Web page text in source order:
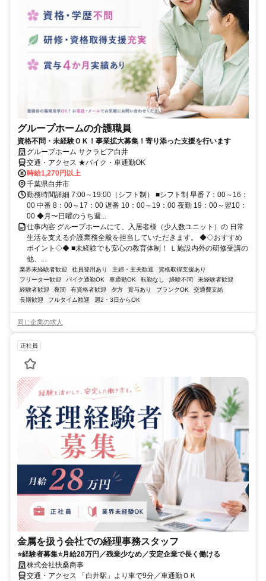
グループホームの介護職員
資格不問・未経験ＯＫ！事業拡大募集！寄り添った支援を行います
グループホーム サクラビア白井
交通・アクセス ★バイク・車通勤OK
時給1,270円以上
千葉県白井市
勤務時間詳細 7:00～19:00（シフト制） ■シフト制 早番 7：00～16：
00 中番 8：00～17：00 遅番 10：00～19：00 夜勤 19：00～翌10：
00 ◆月〜日曜のうち週...
仕事内容 グループホームにて、入居者様（少人数ユニット）の 日常
生活を支える介護業務全般を担当していただきます。 ◆◇おすすめ
ポイント◇◆ ■未経験でも安心の教育体制！ Ｌ施設内外の研修受講の
他、...
業界未経験者歓迎 社員登用あり 主婦・主夫歓迎
資格取得支援あり
フリーター歓迎
バイク通勤OK 車通勤OK 転勤なし 経験不問
未経験者歓迎
経験者歓迎
夜間 有資格者歓迎 夕方 賞与あり ブランクOK
交通費支給
長期歓迎
フルタイム歓迎 週2・3日からOK
同じ企業の求人
正社員
金属を扱う会社での経理事務スタッフ
⭐経験者募集⭐月給28万円／残業少なめ／安定企業で長く働ける
株式会社扶桑商事
交通・アクセス 「⽩井駅」より⾞で9分／⾞通勤ＯＫ